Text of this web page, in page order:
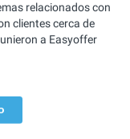
relacionados con
clientes cerca de
a Easyoffer